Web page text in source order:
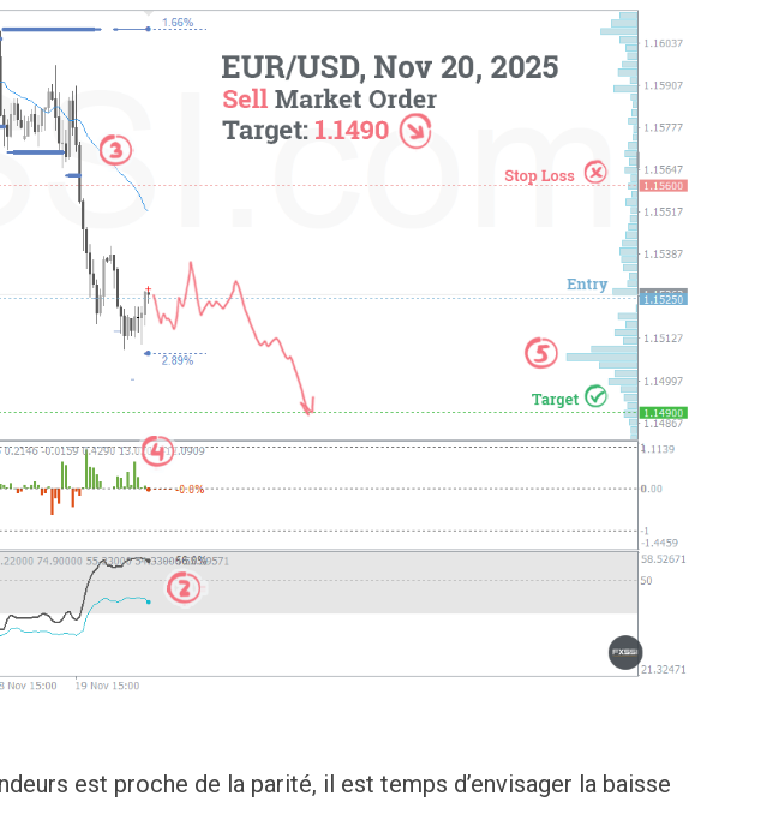
est proche de la parité, il est temps d’envisager la baisse